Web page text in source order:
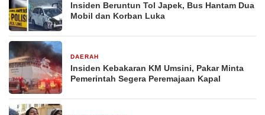
Insiden Beruntun Tol Japek, Bus Hantam Dua
Mobil dan Korban Luka
DAERAH
Insiden Kebakaran KM Umsini, Pakar Minta
Pemerintah Segera Peremajaan Kapal